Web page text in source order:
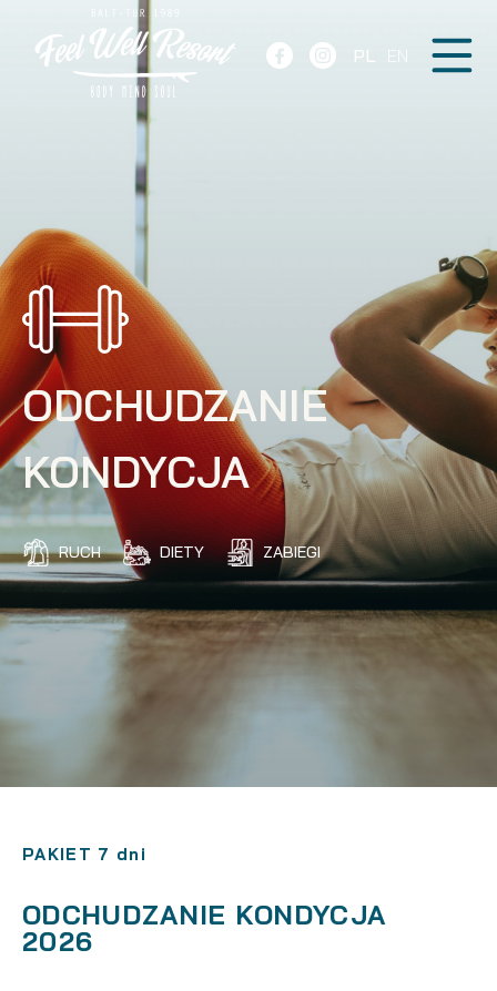
PL EN
ODCHUDZANIE
KONDYCJA
RUCH DIETY ZABIEGI
PAKIET 7 dni
ODCHUDZANIE KONDYCJA
2026